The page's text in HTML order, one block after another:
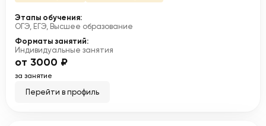
Этапы обучения:
ОГЭ, ЕГЭ, Высшее образование
Форматы занятий:
Индивидуальные занятия
от 3000 ₽
за занятие
Перейти в профиль